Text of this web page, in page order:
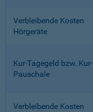
Verbleibende Kosten
Hörgeräte
Kur-Tagegeld bzw. Kur-
Pauschale
Verbleibende Kosten